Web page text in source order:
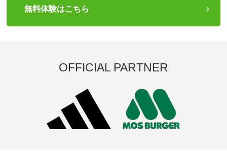
無料体験はこちら
OFFICIAL PARTNER